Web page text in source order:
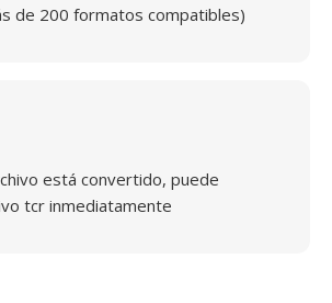
de 200 formatos compatibles)
está convertido, puede
tcr inmediatamente